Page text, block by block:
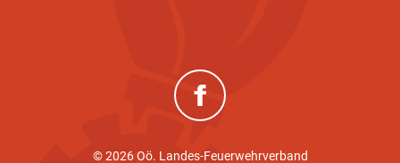
(neues Fenster)
© 2026 Oö. Landes-Feuerwehrverband